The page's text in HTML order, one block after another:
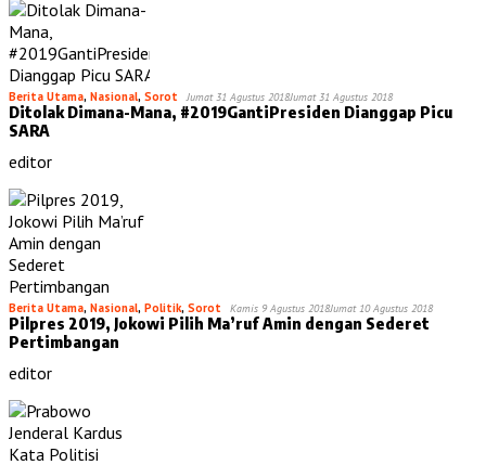
Berita Utama, Nasional, Sorot Jumat 31 Agustus 2018Jumat 31 Agustus 2018
Ditolak Dimana-Mana, #2019GantiPresiden Dianggap Picu
SARA
editor
Berita Utama, Nasional, Politik, Sorot Kamis 9 Agustus 2018Jumat 10 Agustus 2018
Pilpres 2019, Jokowi Pilih Ma’ruf Amin dengan Sederet
Pertimbangan
editor